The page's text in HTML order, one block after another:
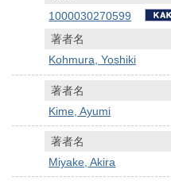
1000030270599
著者名
Kohmura, Yoshiki
著者名
Kime, Ayumi
著者名
Miyake, Akira